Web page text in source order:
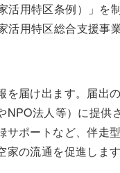
活用特区条例）」を
用特区総合支援事
届け出ます。届出
NPO法人等）に提
ポートなど、伴走
の流通を促進します